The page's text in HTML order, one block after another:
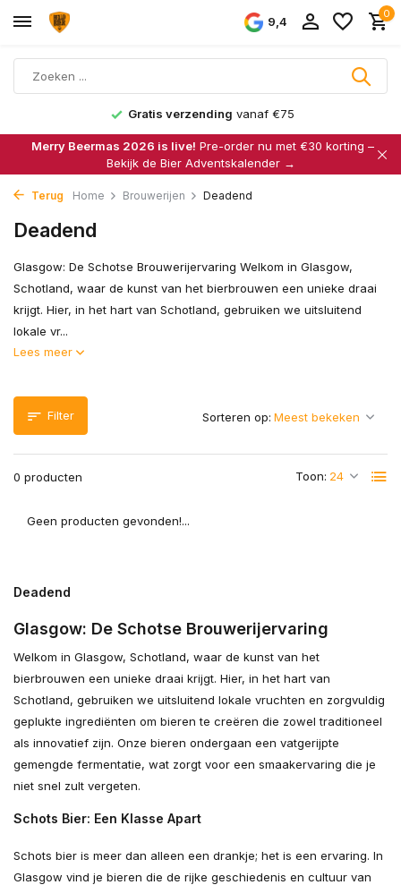
9,4
0
Gratis verzending vanaf €75
Merry Beermas 2026 is live! Pre-order nu met €30 korting –
Bekijk de Bier Adventskalender →
Terug Home Brouwerijen Deadend
Deadend
Glasgow: De Schotse Brouwerijervaring Welkom in Glasgow,
Schotland, waar de kunst van het bierbrouwen een unieke draai
krijgt. Hier, in het hart van Schotland, gebruiken we uitsluitend
lokale vr...
Lees meer
Filter
0 producten Toon:
Sorteren op:
Geen producten gevonden!...
Deadend
Glasgow: De Schotse Brouwerijervaring
Welkom in Glasgow, Schotland, waar de kunst van het
bierbrouwen een unieke draai krijgt. Hier, in het hart van
Schotland, gebruiken we uitsluitend lokale vruchten en zorgvuldig
geplukte ingrediënten om bieren te creëren die zowel traditioneel
als innovatief zijn. Onze bieren ondergaan een vatgerijpte
gemengde fermentatie, wat zorgt voor een smaakervaring die je
niet snel zult vergeten.
Schots Bier: Een Klasse Apart
Schots bier is meer dan alleen een drankje; het is een ervaring. In
Glasgow vind je bieren die de rijke geschiedenis en cultuur van